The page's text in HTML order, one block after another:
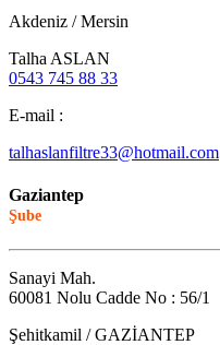
Akdeniz / Mersin
Talha ASLAN
0543 745 88 33
E-mail :
talhaslanfiltre33@hotmail.com
Gaziantep
Şube
Sanayi Mah.
60081 Nolu Cadde No : 56/1
Şehitkamil / GAZİANTEP